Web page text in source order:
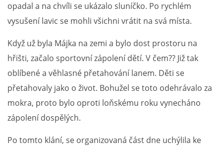
opadal a na chvíli se ukázalo sluníčko. Po rychlém
vysušení lavic se mohli všichni vrátit na svá místa.
Když už byla Májka na zemi a bylo dost prostoru na
hřišti, začalo sportovní zápolení dětí. V čem?? Již tak
oblíbené a věhlasné přetahování lanem. Děti se
přetahovaly jako o život. Bohužel se toto odehrávalo za
mokra, proto bylo oproti loňskému roku vynecháno
zápolení dospělých.
Po tomto klání, se organizovaná část dne uchýlila ke